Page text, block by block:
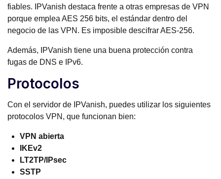
fiables. IPVanish destaca frente a otras empresas de VPN
porque emplea AES 256 bits, el estándar dentro del
negocio de las VPN. Es imposible descifrar AES-256.
Además, IPVanish tiene una buena protección contra
fugas de DNS e IPv6.
Protocolos
Con el servidor de IPVanish, puedes utilizar los siguientes
protocolos VPN, que funcionan bien:
VPN abierta
IKEv2
LT2TP/IPsec
SSTP